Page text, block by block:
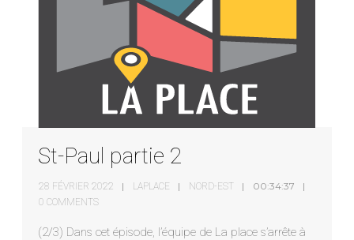
St-Paul partie 2
28 FÉVRIER 2022 LAPLACE NORD-EST 00:34:37
0 COMMENTS
(2/3) Dans cet épisode, l’équipe de La place s’arrête à